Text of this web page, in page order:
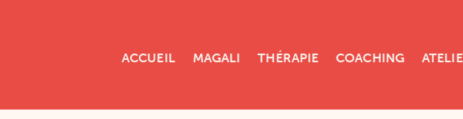
ACCUEIL MAGALI THÉRAPIE COACHING